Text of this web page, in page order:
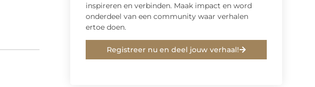
inspireren en verbinden. Maak impact en word
onderdeel van een community waar verhalen
ertoe doen.
Registreer nu en deel jouw verhaal!